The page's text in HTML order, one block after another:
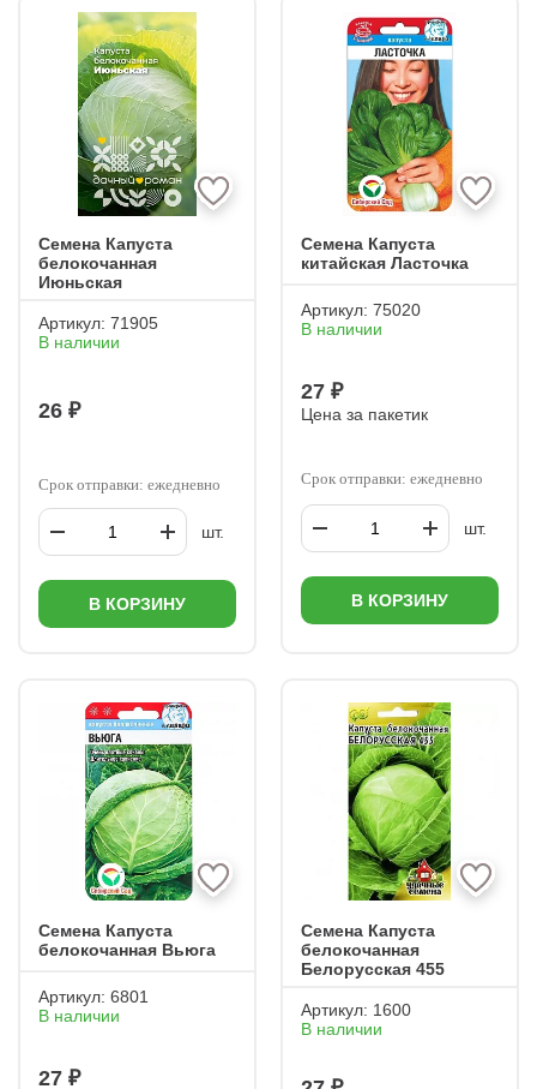
Семена Капуста
белокочанная
Июньская
Артикул: 71905
В наличии
26 ₽
Срок отправки: ежедневно
шт.
В КОРЗИНУ
Семена Капуста
китайская Ласточка
Артикул: 75020
В наличии
27 ₽
Цена за пакетик
Срок отправки: ежедневно
шт.
В КОРЗИНУ
Семена Капуста
белокочанная Вьюга
Артикул: 6801
В наличии
27 ₽
Семена Капуста
белокочанная
Белорусская 455
Артикул: 1600
В наличии